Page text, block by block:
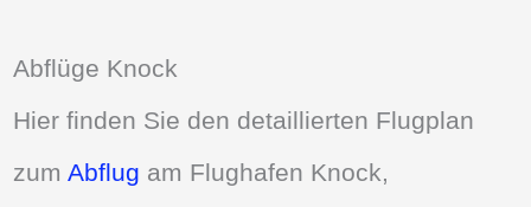
Abflüge Knock
Hier finden Sie den detaillierten Flugplan
zumAbflug am Flughafen Knock,